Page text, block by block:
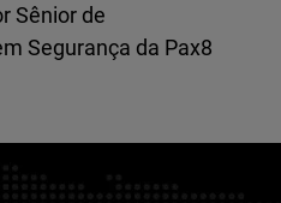
Sênior de
Segurança da Pax8